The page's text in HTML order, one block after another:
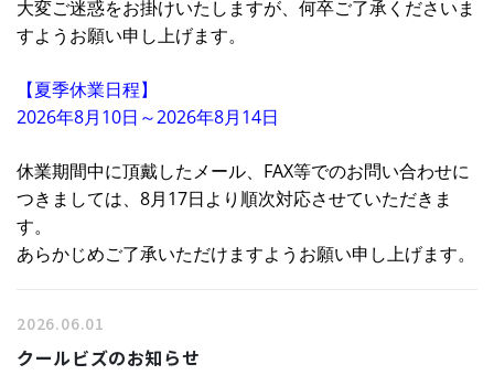
大変ご迷惑をお掛けいたしますが、何卒ご了承くださいま
すようお願い申し上げます。
【夏季休業日程】
2026年8月10日～2026年8月14日
休業期間中に頂戴したメール、FAX等でのお問い合わせに
つきましては、 8月17日より順次対応させていただきま
す。
あらかじめご了承いただけますようお願い申し上げます。
2026.06.01
クールビズのお知らせ